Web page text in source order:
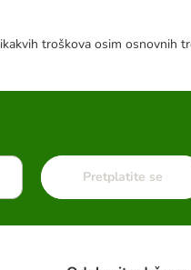
troškova osim osnovnih
Pretplatite se